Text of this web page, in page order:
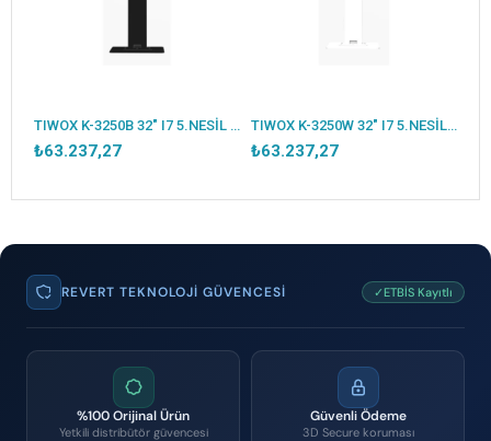
TIWOX K-3250B 32" I7 5.NESİL 256GB SSD 16GB RAM WIFI 80MM FİŞ YAZICI 2D OKUYUCU FHD DOKUNMATİK KIOSK AYAKLI SİYAH
₺63.237,27
TIWOX K-3250W 32" I7 5.NESİL 256GB SSD 16GB RAM WIFI 80MM FİŞ YAZICI 2D OKUYUCU FHD DOKUNMATİK KIOSK AYAKLI BEYAZ
₺63.237,27
REVERT TEKNOLOJI GÜVENCESI ✓ETBİS Kayıtlı
%100 Orijinal Ürün
Yetkili distribütör güvencesi
Güvenli Ödeme
3D Secure koruması